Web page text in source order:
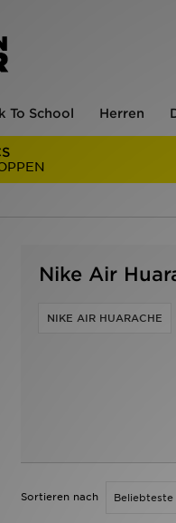
To School Herren
Nike Air
NIKE AIR HUARACHE
Sortieren nach